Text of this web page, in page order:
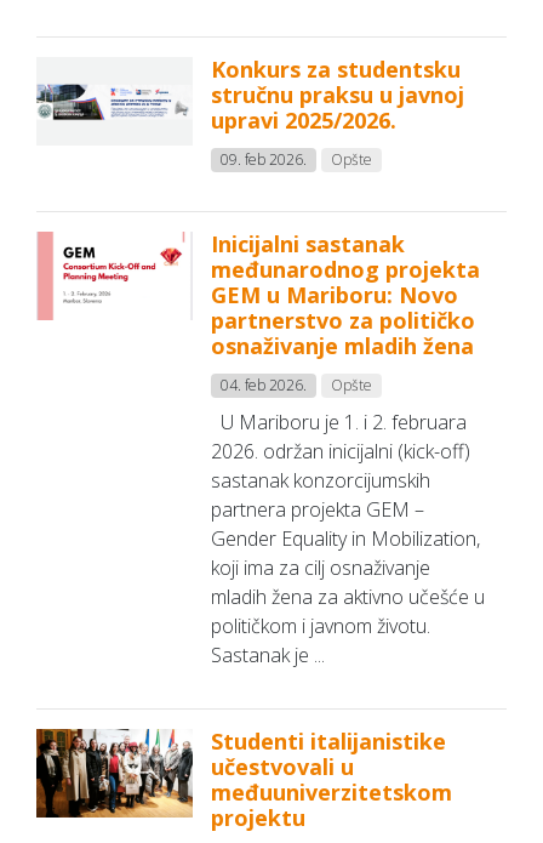
Konkurs za studentsku
stručnu praksu u javnoj
upravi 2025/2026.
09. feb 2026. Opšte
Inicijalni sastanak
međunarodnog projekta
GEM u Mariboru: Novo
partnerstvo za političko
osnaživanje mladih žena
04. feb 2026. Opšte
U Mariboru je 1. i 2. februara
2026. održan inicijalni (kick-off)
sastanak konzorcijumskih
partnera projekta GEM –
Gender Equality in Mobilization,
koji ima za cilj osnaživanje
mladih žena za aktivno učešće u
političkom i javnom životu.
Sastanak je ...
Studenti italijanistike
učestvovali u
međuuniverzitetskom
projektu